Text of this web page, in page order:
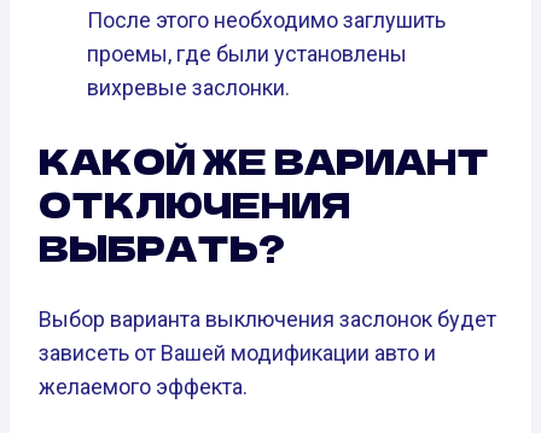
После этого необходимо заглушить
проемы, где были установлены
вихревые заслонки.
КАКОЙ ЖЕ ВАРИАНТ
ОТКЛЮЧЕНИЯ
ВЫБРАТЬ?
Выбор варианта выключения заслонок будет
зависеть от Вашей модификации авто и
желаемого эффекта.